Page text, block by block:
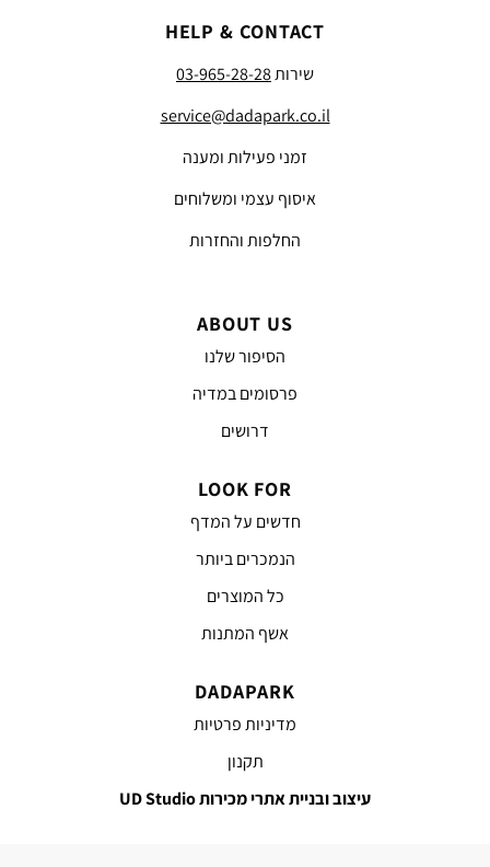
HELP & CONTACT
שירות03-965-28-28
service@dadapark.co.il
זמני פעילות ומענה
איסוף עצמי ומשלוחים
החלפות והחזרות
ABOUT US
הסיפור שלנו
פרסומים במדיה
דרושים
LOOK FOR
חדשים על המדף
הנמכרים ביותר
כל המוצרים
אשף המתנות
DADAPARK
מדיניות פרטיות
תקנון
עיצוב ובניית אתרי מכירות UD Studio